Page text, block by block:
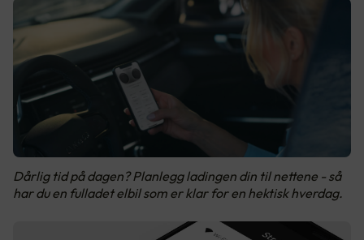
Dårlig tid på dagen? Planlegg ladingen din til nettene - så
har du en fulladet elbil som er klar for en hektisk hverdag.